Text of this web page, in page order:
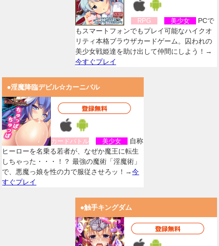
RPG 美少女
PCで
もスマートフォンでもプレイ可能なハイクオ
リティ本格ブラウザカードゲーム。囚われの
美少女戦姫達を助け出して仲間にしよう！→
今すぐプレイ
●淫魔降臨デビル☆カーニバル
カードバトル 美少女
自称
ヒーローを名乗る若者が、なぜか魔王に転生
しちゃった・・・！？ 最強の魔術「淫魔術」
で、悪魔っ娘を性の力で服従させろッ！→今
すぐプレイ
●触手キングダム